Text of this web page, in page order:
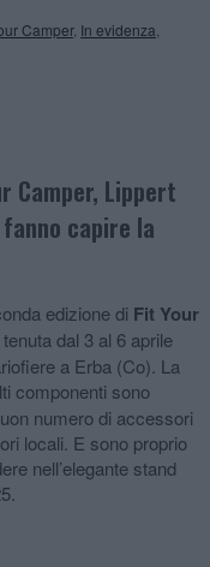
Camper, In evidenza
Camper, Lippert
capire la
edizione di Fit Your
dal 3 al 6 aprile
a Erba (Co). La
componenti sono
numero di accessori
locali. E sono proprio
nell’elegante stand